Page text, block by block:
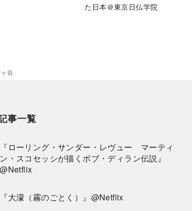
た日本＠東京日仏学院
谷
事一覧
『ローリング・サンダー・レヴュー マーティ
ン・スコセッシが描くボブ・ディラン伝説』
@Netflix
『大濛（霧のごとく）』@Netflix